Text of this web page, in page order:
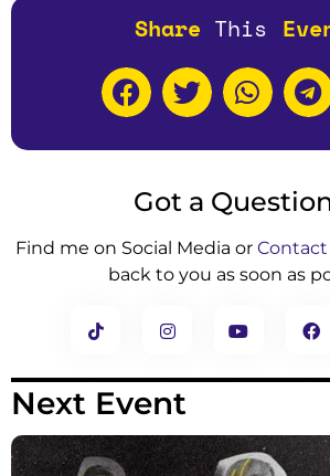
Share This
Got a
Find me on Social Media or
back to you as soon as
Next Event